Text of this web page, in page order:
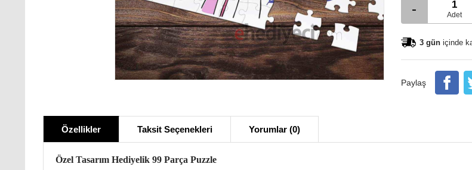
- Adet
3 gün içinde
Paylaş
Özellikler Taksit Seçenekleri Yorumlar (0)
Özel Tasarım Hediyelik 99 Parça Puzzle